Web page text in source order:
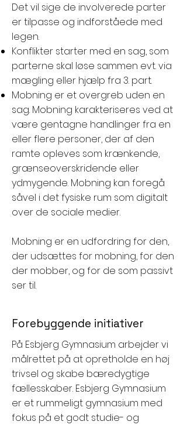
Det vil sige de involverede parter
er tilpasse og indforståede med
legen.
Konflikter starter med en sag, som
parterne skal løse sammen evt. via
mægling eller hjælp fra 3. part.
Mobning er et overgreb uden en
sag. Mobning karakteriseres ved at
være gentagne handlinger fra en
eller flere personer, der af den
ramte opleves som krænkende,
grænseoverskridende eller
ydmygende. Mobning kan foregå
såvel i det fysiske rum som digitalt
over de sociale medier.
Mobning er en udfordring for den,
der udsættes for mobning, for den
der mobber, og for de som passivt
ser til.
Forebyggende initiativer
På Esbjerg Gymnasium arbejder vi
målrettet på at opretholde en høj
trivsel og skabe bæredygtige
fællesskaber. Esbjerg Gymnasium
er et rummeligt gymnasium med
fokus på et godt studie- og